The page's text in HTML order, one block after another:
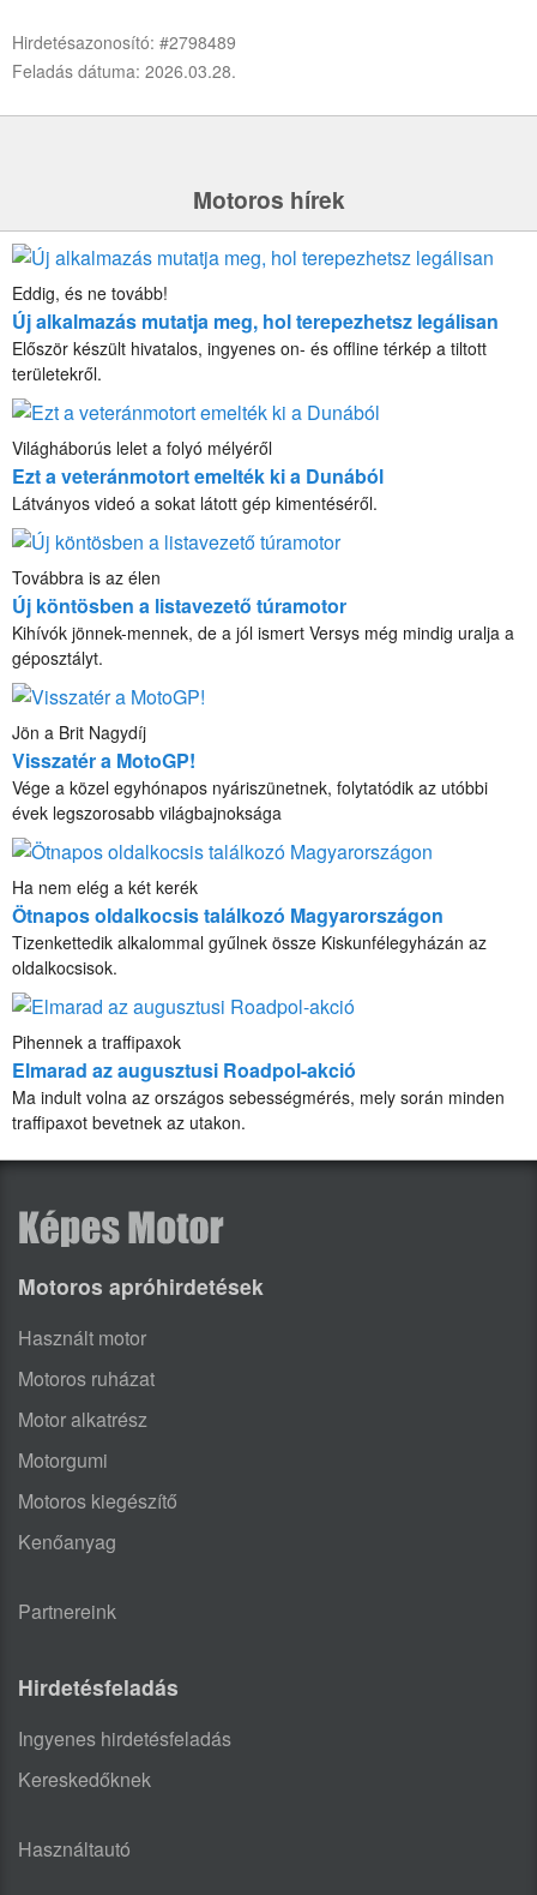
Hirdetésazonosító: #2798489
Feladás dátuma: 2026.03.28.
Motoros hírek
Eddig, és ne tovább!
Új alkalmazás mutatja meg, hol terepezhetsz legálisan
Először készült hivatalos, ingyenes on- és offline térkép a tiltott
területekről.
Világháborús lelet a folyó mélyéről
Ezt a veteránmotort emelték ki a Dunából
Látványos videó a sokat látott gép kimentéséről.
Továbbra is az élen
Új köntösben a listavezető túramotor
Kihívók jönnek-mennek, de a jól ismert Versys még mindig uralja a
géposztályt.
Jön a Brit Nagydíj
Visszatér a MotoGP!
Vége a közel egyhónapos nyáriszünetnek, folytatódik az utóbbi
évek legszorosabb világbajnoksága
Ha nem elég a két kerék
Ötnapos oldalkocsis találkozó Magyarországon
Tizenkettedik alkalommal gyűlnek össze Kiskunfélegyházán az
oldalkocsisok.
Pihennek a traffipaxok
Elmarad az augusztusi Roadpol-akció
Ma indult volna az országos sebességmérés, mely során minden
traffipaxot bevetnek az utakon.
Motoros apróhirdetések
Használt motor
Motoros ruházat
Motor alkatrész
Motorgumi
Motoros kiegészítő
Kenőanyag
Partnereink
Hirdetésfeladás
Ingyenes hirdetésfeladás
Kereskedőknek
Használtautó